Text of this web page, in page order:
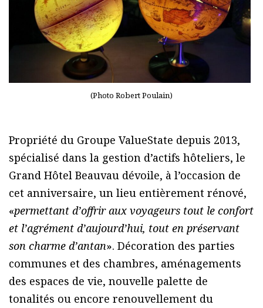
(Photo Robert Poulain)
Propriété du Groupe ValueState depuis 2013,
spécialisé dans la gestion d’actifs hôteliers, le
Grand Hôtel Beauvau dévoile, à l’occasion de
cet anniversaire, un lieu entièrement rénové,
«permettant d’offrir aux voyageurs tout le confort
et l’agrément d’aujourd’hui, tout en préservant
son charme d’antan». Décoration des parties
communes et des chambres, aménagements
des espaces de vie, nouvelle palette de
tonalités ou encore renouvellement du